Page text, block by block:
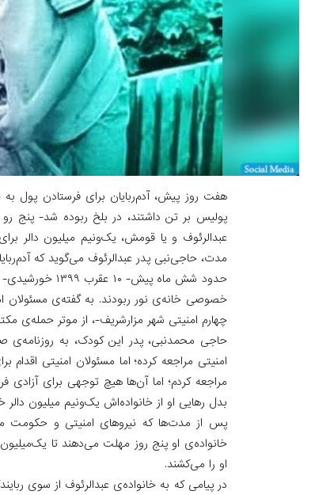
هفت روز پیش، آدم‌ربایان برای فرستادن پول
پولیس بر تن داشتند، در بلخ ربوده شد- پنج رو
عبدالرئوف و یا قومش، یک‌ونیم میلیون دالر
مدت، حاجی‌نبی پدر عبدالرئوف می‌گوید که
حدود شش ماه
خصوصی خانه‌ی نور ربودند. به گفته‌ی مسئولان
چهارم امنیتی شهر مزارشریف-، از موتر حمله‌‌ی
حاجی محمدنبی، پدر این کودک، به روزنامه‌ی
امنیتی مراجعه کرده؛ اما مسئولان امنیتی
مراجعه کردم؛ اما آن‌ها هیچ توجهی برای آزادی
بدل رهایی او از خانواده‌اش یک‌ونیم میلیون دالر
پس از مدت‌ها که نیروهای امنیتی و حکومت محلی
خانواده‌ی او پنج روز مهلت می‌دهند تا
او را می‌کشند.
در پیامی که به خانواده‌‌ی عبدالرئوف از سوی